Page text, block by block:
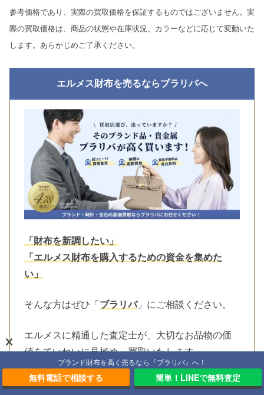
参考価格であり、実際の買取価格を保証するものではございません。実
際の買取価格は、商品の状態や在庫状況、カラーなどに応じて変動いた
します。あらかじめご了承ください。
エルメス財布を売るならブラリバへ
「財布を新調したい」
「エルメス財布を購入するための資金を集めた
い」
そんな方はぜひ「 ブラリバ」にご相談ください。
エルメスに精通した査定士が、大切なお品物の価
値をていねいに見極め、買取いたします。
まずはLINEやお電話で査定額を聞いてみません
ブランド財布を高く売るなら『ブラリバ』へ！
無料電話で相談する 簡単！LINEで無料査定